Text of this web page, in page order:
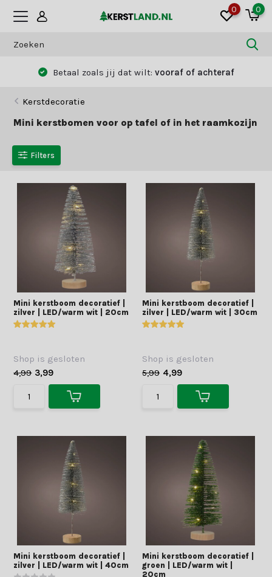
0 0
Betaal zoals jij dat wilt: vooraf of achteraf
Kerstdecoratie
Mini kerstbomen voor op tafel of in het raamkozijn
Filters
Mini kerstboom decoratief |
zilver | LED/warm wit | 20cm
Shop is gesloten
4,99 3,99
Mini kerstboom decoratief |
zilver | LED/warm wit | 30cm
Shop is gesloten
5,99 4,99
Mini kerstboom decoratief |
zilver | LED/warm wit | 40cm
Mini kerstboom decoratief |
groen | LED/warm wit |
20cm